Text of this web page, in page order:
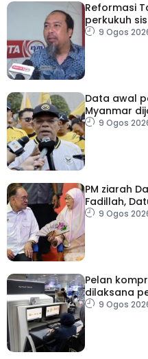
Reformasi
perkukuh
kesilapan
9 Ogos
Data awal
Myanmar
diperoleh
9 Ogos
PM ziarah
Fadillah,
Sabri di IJN
9 Ogos
Pelan
dilaksana
9 Ogos